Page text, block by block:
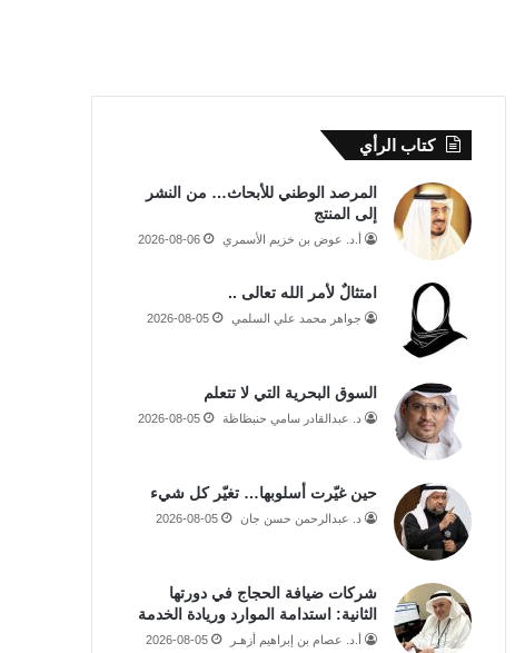
كتاب الرأي
المرصد الوطني للأبحاث… من النشر
إلى المنتج
أ.د. عوض بن خزيم الأسمري 2026-08-06
امتثالٌ لأمر الله تعالى ..
جواهر محمد علي السلمي 2026-08-05
السوق البحرية التي لا تتعلم
د. عبدالقادر سامي حنبظاظة 2026-08-05
حين غيّرت أسلوبها… تغيّر كل شيء
د. عبدالرحمن حسن جان 2026-08-05
شركات ضيافة الحجاج في دورتها
الثانية: استدامة الموارد وريادة الخدمة
أ.د. عصام بن إبراهيم أزهـر 2026-08-05